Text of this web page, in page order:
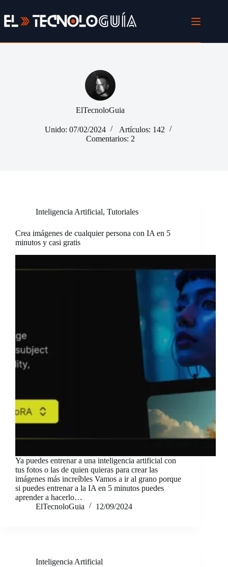
al
contenido
ElTecnoloGuia
Unido: 07/02/2024
Artículos: 142
Comentarios: 2
Inteligencia Artificial, Tutoriales
Crea imágenes de cualquier persona con IA en 5
minutos y casi gratis
Ya puedes entrenar a una inteligencia artificial con
tus fotos o las de quien quieras para crear las
imágenes más increíbles Vamos a ir al grano porque
si puedes entrenar a la IA en 5 minutos puedes
aprender a hacerlo…
ElTecnoloGuia
12/09/2024
Inteligencia Artificial